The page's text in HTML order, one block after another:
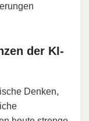
der KI-
Denken,